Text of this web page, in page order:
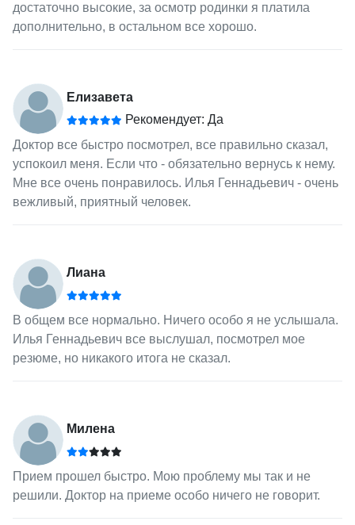
достаточно высокие, за осмотр родинки я платила
дополнительно, в остальном все хорошо.
Елизавета
Рекомендует: Да
Доктор все быстро посмотрел, все правильно сказал,
успокоил меня. Если что - обязательно вернусь к нему.
Мне все очень понравилось. Илья Геннадьевич - очень
вежливый, приятный человек.
Лиана
В общем все нормально. Ничего особо я не услышала.
Илья Геннадьевич все выслушал, посмотрел мое
резюме, но никакого итога не сказал.
Милена
Прием прошел быстро. Мою проблему мы так и не
решили. Доктор на приеме особо ничего не говорит.